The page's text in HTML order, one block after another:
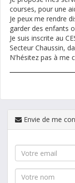
courses, pour une
Je peux me rendre
garder des enfants
Je suis inscrite au
Secteur Chaussin,
N'hésitez pas à me
Envie de me